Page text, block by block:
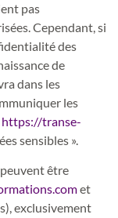
pas
Cependant, si
des
de
dans les
les
https://transe-
sensibles ».
être
et
exclusivement